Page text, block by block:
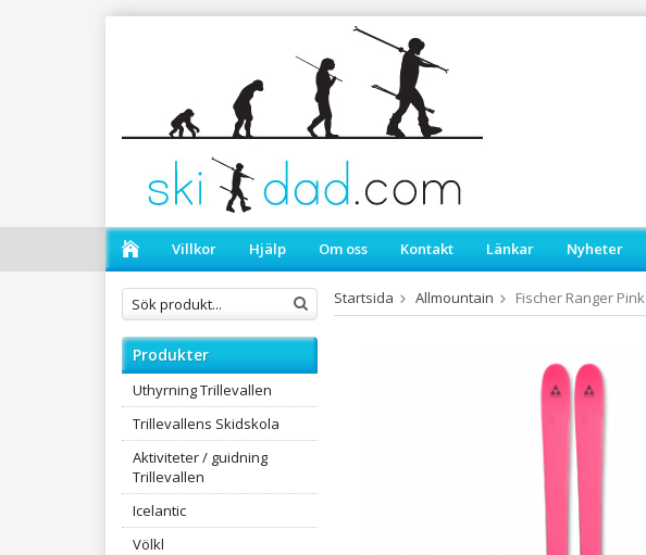
Villkor Hjälp Om oss Kontakt Länkar Nyheter
Produkter
Uthyrning Trillevallen
Trillevallens Skidskola
Aktiviteter / guidning
Trillevallen
Icelantic
Völkl
Startsida Allmountain Fischer Ranger Pink